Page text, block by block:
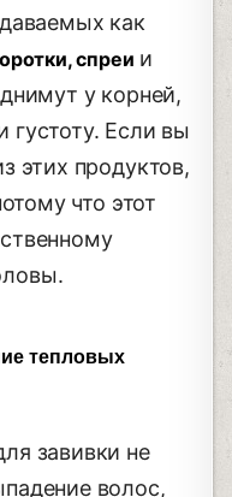
как
спреи и
у корней,
Если вы
этих продуктов,
что этот
тепловых
завивки не
волос,